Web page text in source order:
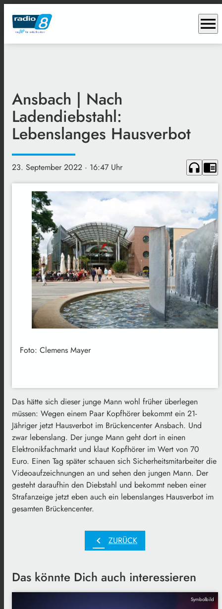
menu
Ansbach | Nach
Ladendiebstahl:
Lebenslanges Hausverbot
23. September 2022 · 16:47 Uhr headphones chrome_reader_mode
Foto: Clemens Mayer
Das hätte sich dieser junge Mann wohl früher überlegen
müssen: Wegen einem Paar Kopfhörer bekommt ein 21-
Jähriger jetzt Hausverbot im Brückencenter Ansbach. Und
zwar lebenslang. Der junge Mann geht dort in einen
Elektronikfachmarkt und klaut Kopfhörer im Wert von 70
Euro. Einen Tag später schauen sich Sicherheitsmitarbeiter die
Videoaufzeichnungen an und sehen den jungen Mann. Der
gesteht daraufhin den Diebstahl und bekommt neben einer
Strafanzeige jetzt eben auch ein lebenslanges Hausverbot im
gesamten Brückencenter.
chevron_left ZURÜCK
Das könnte Dich auch interessieren
Symbolbild